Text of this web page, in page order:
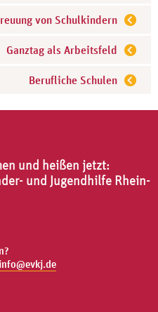
von Schulkindern
Ganztag als Arbeitsfeld
Berufliche Schulen
und heißen jetzt:
und Jugendhilfe Rhein-